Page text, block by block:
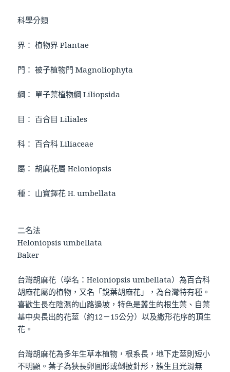
科學分類
界： 植物界 Plantae
門： 被子植物門 Magnoliophyta
綱： 單子葉植物綱 Liliopsida
目： 百合目 Liliales
科： 百合科 Liliaceae
屬： 胡麻花屬 Heloniopsis
種： 山寶鐸花 H. umbellata
二名法
Heloniopsis umbellata
Baker
台灣胡麻花（學名：Heloniopsis umbellata）為百合科
胡麻花屬的植物，又名「銳葉胡麻花」，為台灣特有種。
喜歡生長在陰濕的山路邊坡，特色是叢生的根生葉、自葉
基中央長出的花莖（約12－15公分）以及繖形花序的頂生
花。
台灣胡麻花為多年生草本植物，根系長，地下走莖則短小
不明顯。葉子為狹長卵圓形或倒披針形，簇生且光滑無